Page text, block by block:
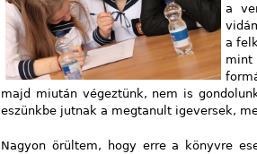
a
a
mint
majd miután végeztünk, nem is
eszünkbe jutnak a megtanult igeversek,
Nagyon örültem, hogy erre a könyvre